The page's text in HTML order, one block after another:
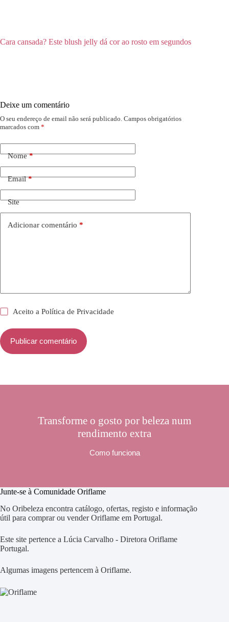
Cara cansada? Este blush jelly dá cor ao rosto em segundos
Deixe um comentário
O seu endereço de email não será publicado. Campos obrigatórios
marcados com *
Nome*
Email*
Site
Adicionar comentário *
Aceito aPolítica de Privacidade
Publicar comentário
Transforme o gosto por beleza num
rendimento extra
Como funciona
Junte-se à Comunidade Oriflame
No Oribeleza encontra catálogo, ofertas, registo e informação
útil para comprar ou vender Oriflame em Portugal.
Este site pertence a Lúcia Carvalho - Diretora Oriflame
Portugal.
Algumas imagens pertencem à Oriflame.